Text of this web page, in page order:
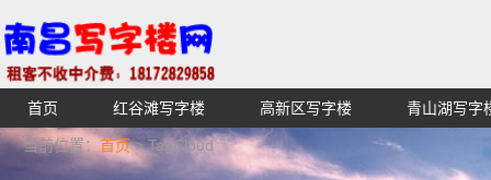
【不收中介费】南昌写字楼出租租赁招租出售,找高端高
湖青云谱写字楼
首页 红谷滩写字楼 高新区写字楼 青山湖写字
当前位置： 首页> TagCloud